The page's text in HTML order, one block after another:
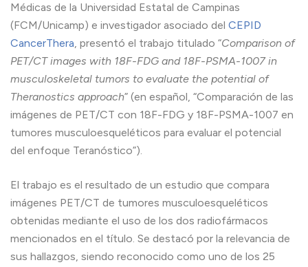
Médicas de la Universidad Estatal de Campinas
(FCM/Unicamp) e investigador asociado del CEPID
CancerThera, presentó el trabajo titulado “Comparison of
PET/CT images with 18F-FDG and 18F-PSMA-1007 in
musculoskeletal tumors to evaluate the potential of
Theranostics approach” (en español, “Comparación de las
imágenes de PET/CT con 18F-FDG y 18F-PSMA-1007 en
tumores musculoesqueléticos para evaluar el potencial
del enfoque Teranóstico”).
El trabajo es el resultado de un estudio que compara
imágenes PET/CT de tumores musculoesqueléticos
obtenidas mediante el uso de los dos radiofármacos
mencionados en el título. Se destacó por la relevancia de
sus hallazgos, siendo reconocido como uno de los 25